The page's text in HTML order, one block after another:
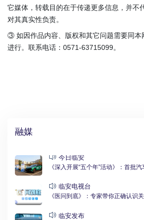
它媒体，转载目的在于传递更多信息，并不
对其真实性负责。
③ 如因作品内容、版权和其它问题需要同本
进行。联系电话：0571-63715099。
融媒
今日临安
《深入开展“五个年”活动》：首批
临安电视台
《医问到底》：专家带你正确认识
临安发布